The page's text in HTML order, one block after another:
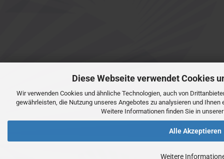
Diese Webseite verwendet Cookies
Wir verwenden Cookies und ähnliche Technologien, auch von
gewährleisten, die Nutzung unseres Angebotes zu analysieren und
Weitere Informationen finden Sie in
Alle Akzeptieren
Weitere